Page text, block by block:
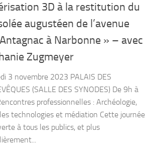
3D à la restitution du
augustéen de l’avenue
à Narbonne » – avec
Zugmeyer
3 novembre 2023 PALAIS DES
(SALLE DES SYNODES) De 9h à
professionnelles : Archéologie,
technologies et médiation Cette journée
à tous les publics, et plus